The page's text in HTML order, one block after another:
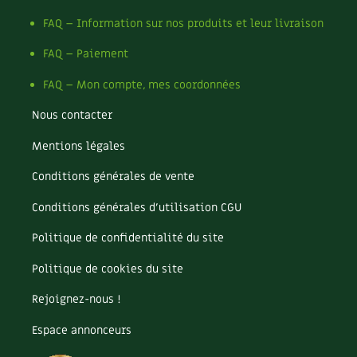
Recettes végétariennes et vegan
Habitat écologique
Énergie
Gestion de l’eau
Entretien de la maison
Santé et bien-être
Trucs & astuces
Expés
Bonnes adresses
Liste des pépiniéristes
FAQ – Information sur nos produits et leur livraison
FAQ – Paiement
FAQ – Mon compte, mes coordonnées
Nous contacter
Mentions légales
Conditions générales de vente
Conditions générales d’utilisation CGU
Politique de confidentialité du site
Politique de cookies du site
Rejoignez-nous !
Espace annonceurs